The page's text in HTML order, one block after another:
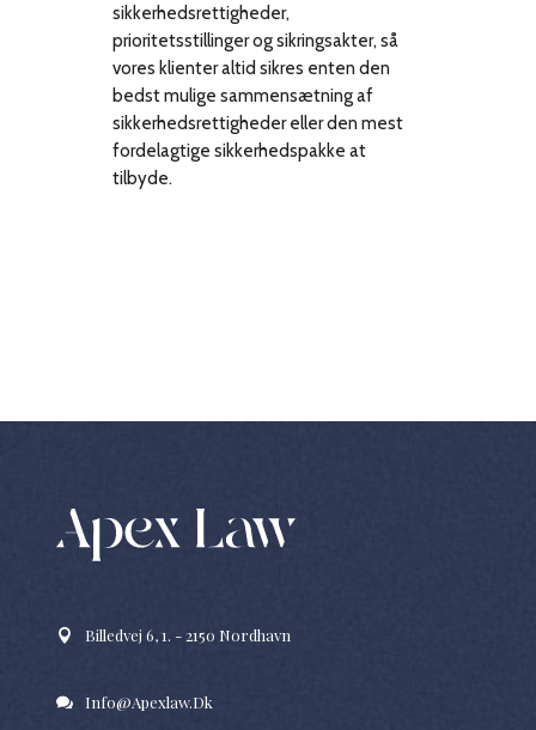
sikkerhedsrettigheder,
prioritetsstillinger og sikringsakter, så
vores klienter altid sikres enten den
bedst mulige sammensætning af
sikkerhedsrettigheder eller den mest
fordelagtige sikkerhedspakke at
tilbyde.
Billedvej 6, 1. - 2150 Nordhavn
Info@apexlaw.dk